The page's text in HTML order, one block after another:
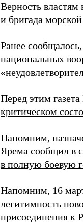
Верность
и бригада
Ранее
национальных
Перед этим
критическом
Напомним,
Ярема сообщил в
в полную боевую
Напомним, 16
легитимность
присоединения к